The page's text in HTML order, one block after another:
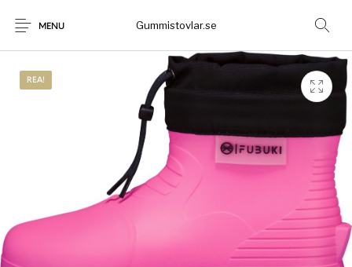
MENU Gummistovlar.se
Rea!
Okategoriserad
REA!